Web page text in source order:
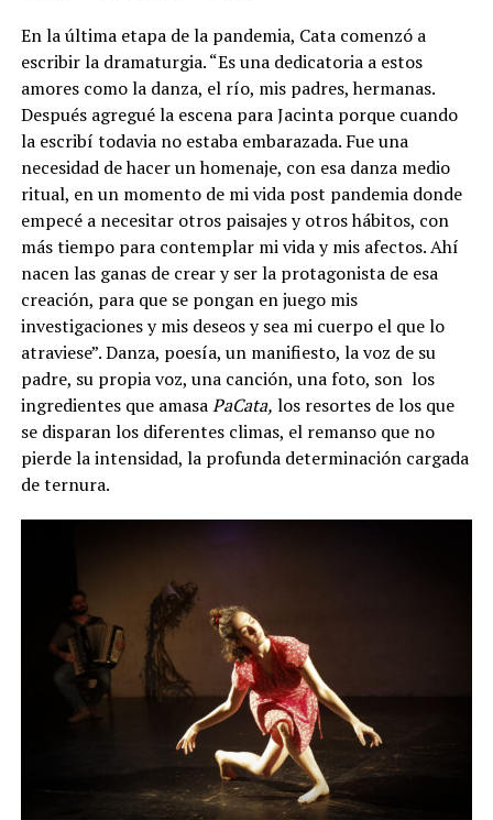
En la última etapa de la pandemia, Cata comenzó a
escribir la dramaturgia. “Es una dedicatoria a estos
amores como la danza, el río, mis padres, hermanas.
Después agregué la escena para Jacinta porque cuando
la escribí todavia no estaba embarazada. Fue una
necesidad de hacer un homenaje, con esa danza medio
ritual, en un momento de mi vida post pandemia donde
empecé a necesitar otros paisajes y otros hábitos, con
más tiempo para contemplar mi vida y mis afectos. Ahí
nacen las ganas de crear y ser la protagonista de esa
creación, para que se pongan en juego mis
investigaciones y mis deseos y sea mi cuerpo el que lo
atraviese”. Danza, poesía, un manifiesto, la voz de su
padre, su propia voz, una canción, una foto, son los
ingredientes que amasaPaCata, los resortes de los que
se disparan los diferentes climas, el remanso que no
pierde la intensidad, la profunda determinación cargada
de ternura.